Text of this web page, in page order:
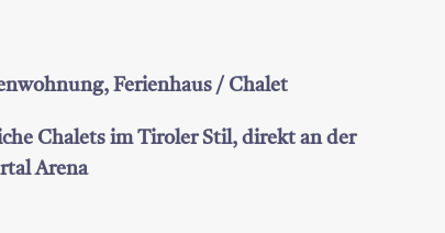
Ferienhaus / Chalet
Chalets im Tiroler Stil, direkt an der
Arena